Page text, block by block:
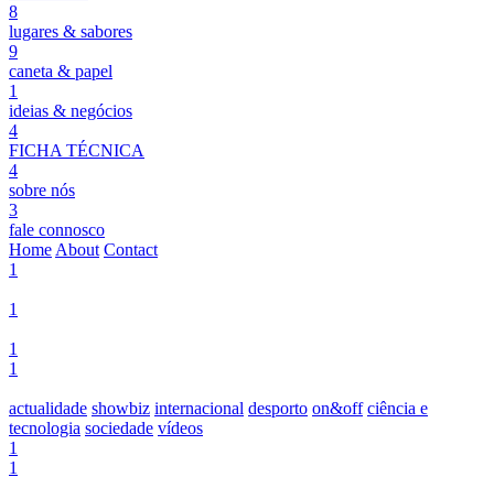
8
lugares & sabores
9
caneta & papel
1
ideias & negócios
4
FICHA TÉCNICA
4
sobre nós
3
fale connosco
Home About Contact
1
1
1
1
actualidade showbiz internacional desporto on&off ciência e
tecnologia sociedade vídeos
1
1